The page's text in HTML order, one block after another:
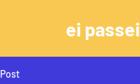
ei passei
Post